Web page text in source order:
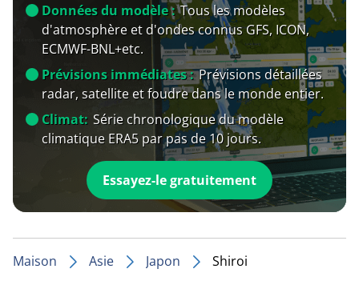
Données du modèle : Tous les modèles
d'atmosphère et d'ondes connus GFS, ICON,
ECMWF-BNL+etc.
Prévisions immédiates : Prévisions détaillées
radar, satellite et foudre dans le monde entier.
Climat: Série chronologique du modèle
climatique ERA5 par pas de 10 jours.
Essayez-le gratuitement
Maison Asie Japon Shiroi